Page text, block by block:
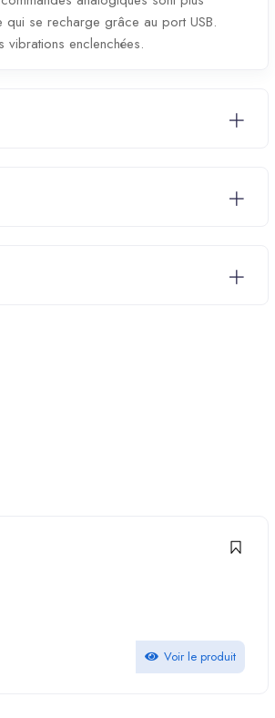
qui se recharge grâce au port USB.
enclenchées.
Voir le produit